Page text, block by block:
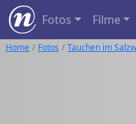
Fotos Filme
Home Fotos Tauchen im